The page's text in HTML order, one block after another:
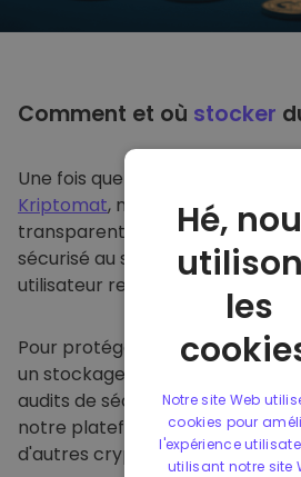
Comment et où stocker
Une fois que vous achetez du sur
Kriptomat, nous le transférons
transparente dans votre
sécurisé au sein de notre
utilisateur reçoit un portefeuille
Pour protéger nos clients et
un stockage hors ligne
audits de sécurité réguliers.
notre plateforme un refuge
d'autres crypto-monnaies.
Hé,
les
Notre site Web
cookies pour
l'expérience
utilisant notre site